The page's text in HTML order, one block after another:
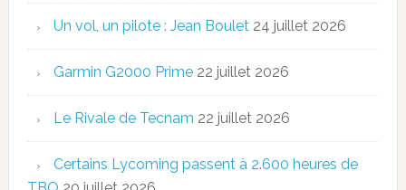
Un vol, un pilote : Jean Boulet 24 juillet 2026
Garmin G2000 Prime 22 juillet 2026
Le Rivale de Tecnam 22 juillet 2026
Certains Lycoming passent à 2.600 heures de